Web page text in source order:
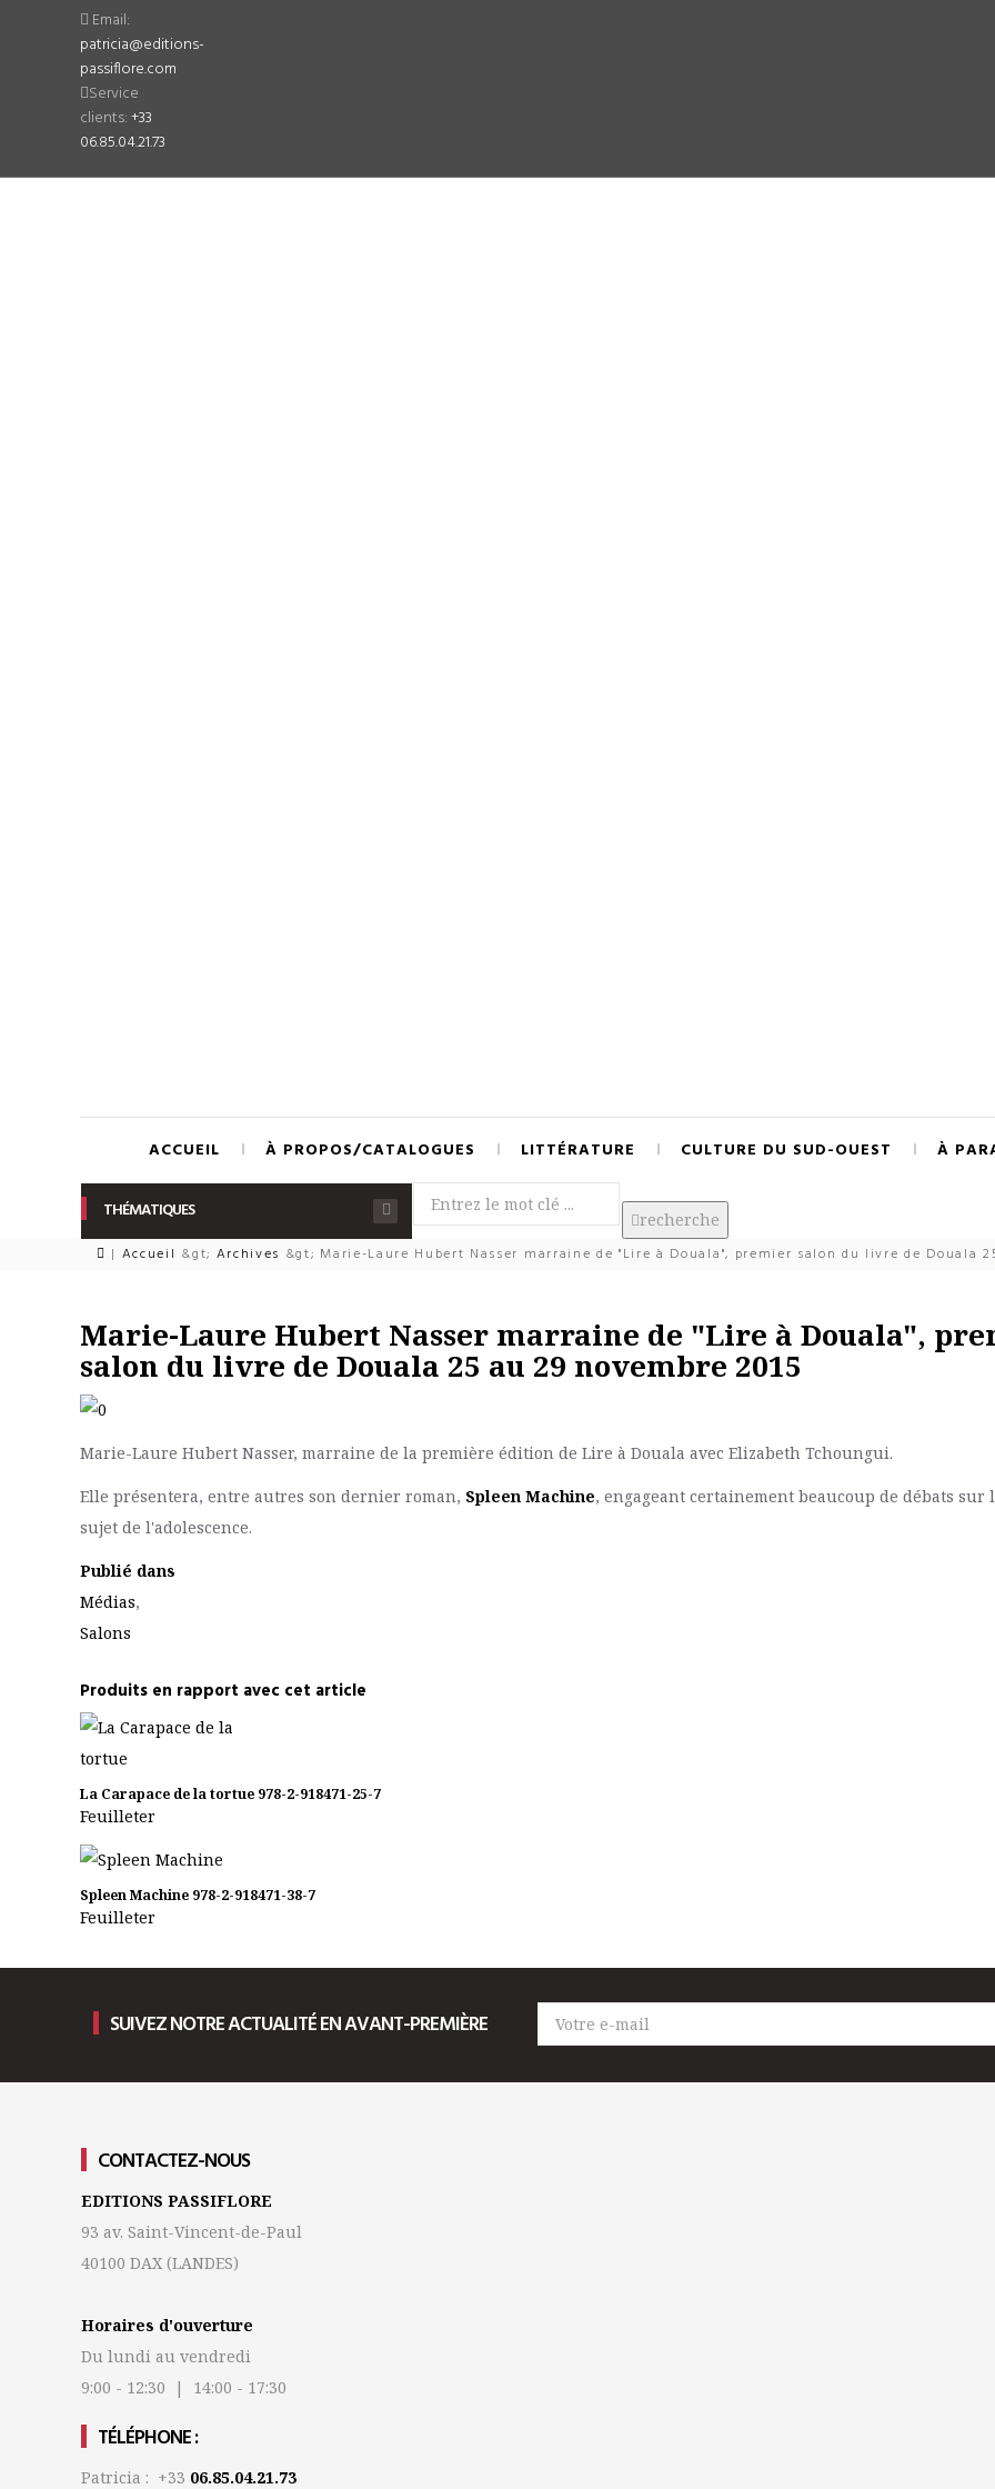
Email:
patricia@editions-
passiflore.com
Service
clients:+33
06.85.04.21.73
ACCUEIL À PROPOS/CATALOGUES LITTÉRATURE CULTURE DU SUD-OUEST À
THÉMATIQUES recherche
| Accueil &gt; Archives &gt; Marie-Laure Hubert Nasser marraine de "Lire à Douala", premier salon du livre de Douala
Marie-Laure Hubert Nasser marraine de "Lire à Douala",
salon du livre de Douala 25 au 29 novembre 2015
Marie-Laure Hubert Nasser, marraine de la première édition de Lire à Douala avec Elizabeth Tchoungui.
Elle présentera, entre autres son dernier roman, Spleen Machine, engageant certainement beaucoup de débats sur
sujet de l'adolescence.
Publié dans
Médias,
Salons
Produits en rapport avec cet article
La Carapace de la tortue 978-2-918471-25-7
Feuilleter
Spleen Machine 978-2-918471-38-7
Feuilleter
SUIVEZ NOTRE ACTUALITÉ EN AVANT-PREMIÈRE
CONTACTEZ-NOUS
EDITIONS PASSIFLORE
93 av. Saint-Vincent-de-Paul
40100 DAX (LANDES)
Horaires d'ouverture
Du lundi au vendredi
9:00 - 12:30 | 14:00 - 17:30
TÉLÉPHONE :
Patricia : +33 06.85.04.21.73